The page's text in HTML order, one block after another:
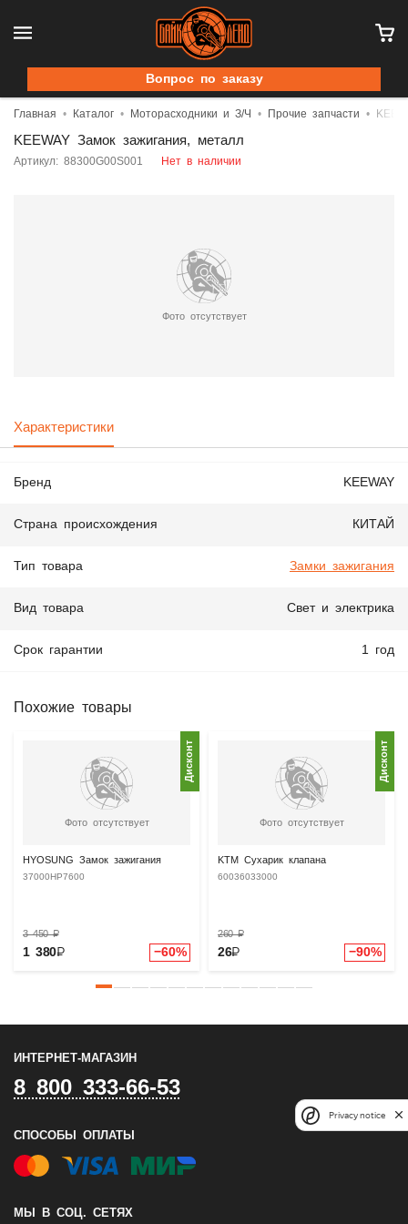
Вопрос по заказу
Главная Каталог Моторасходники и З/Ч Прочие запчасти
KEEWAY Замок зажигания, металл
Артикул: 88300G00S001 Нет в наличии
Фото отсутствует
Характеристики
Бренд KEEWAY
Страна происхождения КИТАЙ
Тип товара Замки зажигания
Вид товара Свет и электрика
Срок гарантии 1 год
Похожие товары
Фото отсутствует
HYOSUNG Замок зажигания
37000HP7600
3 450₽
1 380₽ −60%
Дисконт
Фото отсутствует
KTM Сухарик клапана
60036033000
260₽
26₽ −90%
Дисконт
ИНТЕРНЕТ-МАГАЗИН
8 800 333-66-53
СПОСОБЫ ОПЛАТЫ
МЫ В СОЦ. СЕТЯХ
Privacy notice